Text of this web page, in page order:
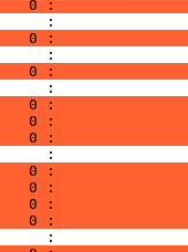
0 :
:
0 :
:
0 :
:
0 :
0 :
0 :
:
0 :
0 :
0 :
0 :
: